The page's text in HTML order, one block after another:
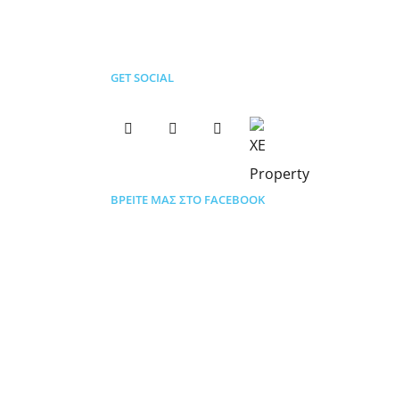
GET SOCIAL
ΒΡΕΊΤΕ ΜΑΣ ΣΤΟ FACEBOOK